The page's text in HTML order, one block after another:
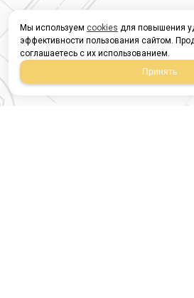
Мы используем cookies для повышения
эффективности пользования сайтом.
соглашаетесь с их использованием.
Принять